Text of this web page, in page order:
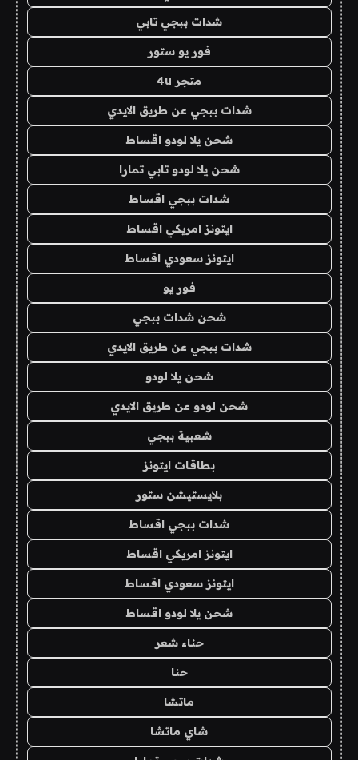
شدات ببجي تابي
فور يو ستور
متجر 4u
شدات ببجي عن طريق الايدي
شحن يلا لودو اقساط
شحن يلا لودو تابي تمارا
شدات ببجي اقساط
ايتونز امريكي اقساط
ايتونز سعودي اقساط
فور يو
شحن شدات ببجي
شدات ببجي عن طريق الايدي
شحن يلا لودو
شحن لودو عن طريق الايدي
شعبية ببجي
بطاقات ايتونز
بلايستيشن ستور
شدات ببجي اقساط
ايتونز امريكي اقساط
ايتونز سعودي اقساط
شحن يلا لودو اقساط
حناء شعر
حنا
ماتشا
شاي ماتشا